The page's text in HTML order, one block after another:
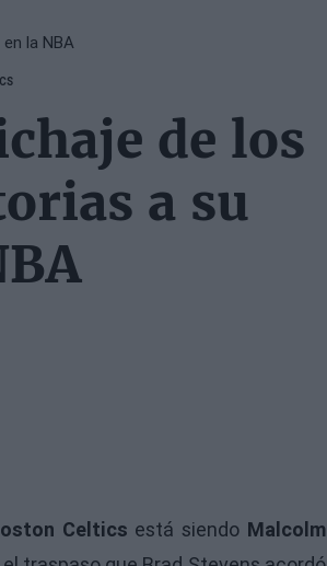
la NBA
de los
a su
Celtics está siendo Malcolm